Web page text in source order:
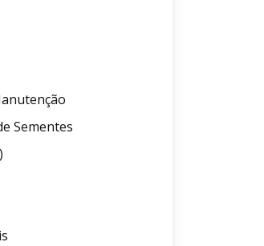
Sementes